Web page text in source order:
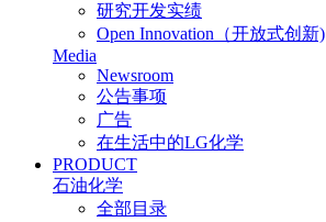
研究开发实绩
Open Innovation（开放式创新)
Media
Newsroom
公告事项
广告
在生活中的LG化学
PRODUCT
石油化学
全部目录